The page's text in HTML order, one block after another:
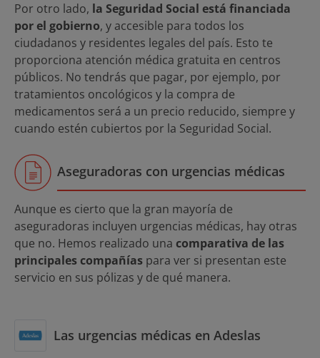
Por otro lado, la Seguridad Social está financiada
por el gobierno, y accesible para todos los
ciudadanos y residentes legales del país. Esto te
proporciona atención médica gratuita en centros
públicos. No tendrás que pagar, por ejemplo, por
tratamientos oncológicos y la compra de
medicamentos será a un precio reducido, siempre y
cuando estén cubiertos por la Seguridad Social.
Aseguradoras con urgencias médicas
Aunque es cierto que la gran mayoría de
aseguradoras incluyen urgencias médicas, hay otras
que no. Hemos realizado una comparativa de las
principales compañías para ver si presentan este
servicio en sus pólizas y de qué manera.
Las urgencias médicas en Adeslas